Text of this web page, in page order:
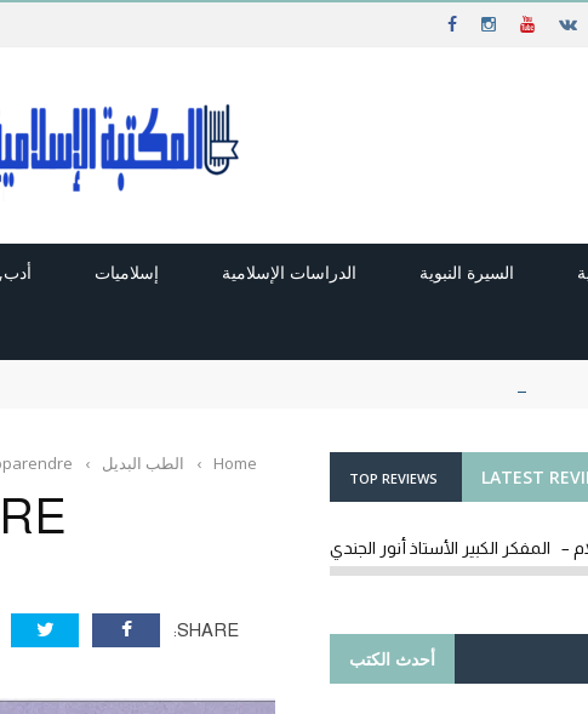
السيرة النبوية الدراسات الإسلامية إسلاميات
Home
› الطب البديل ›
SHARE:
LATEST
TOP REVIEWS
– المفكر الكبير الأستاذ أنور الجندي
أحدث الكتب